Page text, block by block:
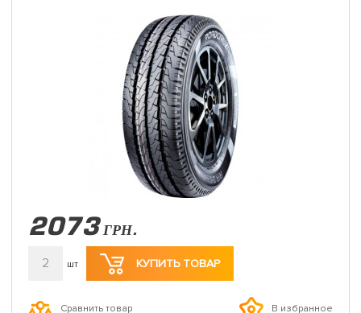
2073 ГРН.
2 шт КУПИТЬ ТОВАР
Сравнить товар В избранное